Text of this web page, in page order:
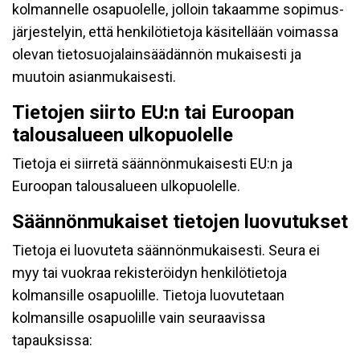
kolmannelle osapuolelle, jolloin takaamme sopimus-
järjestelyin, että henkilötietoja käsitellään voimassa
olevan tietosuojalainsäädännön mukaisesti ja
muutoin asianmukaisesti.
Tietojen siirto EU:n tai Euroopan
talousalueen ulkopuolelle
Tietoja ei siirretä säännönmukaisesti EU:n ja
Euroopan talousalueen ulkopuolelle.
Säännönmukaiset tietojen luovutukset
Tietoja ei luovuteta säännönmukaisesti. Seura ei
myy tai vuokraa rekisteröidyn henkilötietoja
kolmansille osapuolille. Tietoja luovutetaan
kolmansille osapuolille vain seuraavissa
tapauksissa: